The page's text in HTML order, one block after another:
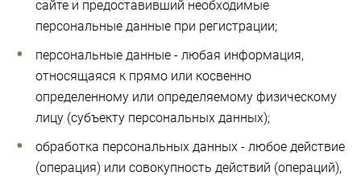
сайте и предоставивший необходимые
персональные данные при регистрации;
персональные данные - любая информация,
относящаяся к прямо или косвенно
определенному или определяемому физическому
лицу (субъекту персональных данных);
обработка персональных данных - любое действие
(операция) или совокупность действий (операций),